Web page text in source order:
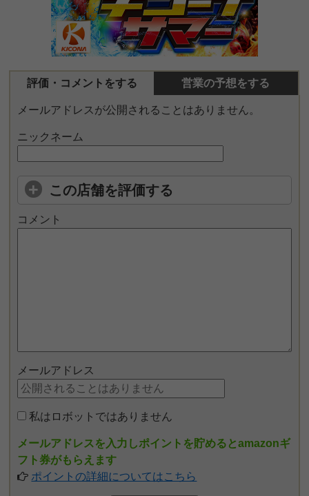
評価・コメントをする 営業の予想をする
メールアドレスが公開されることはありません。
ニックネーム
この店舗を評価する
コメント
メールアドレス
私はロボットではありません
メールアドレスを入力しポイントを貯めるとamazonギ
フト券がもらえます
ポイントの詳細についてはこちら